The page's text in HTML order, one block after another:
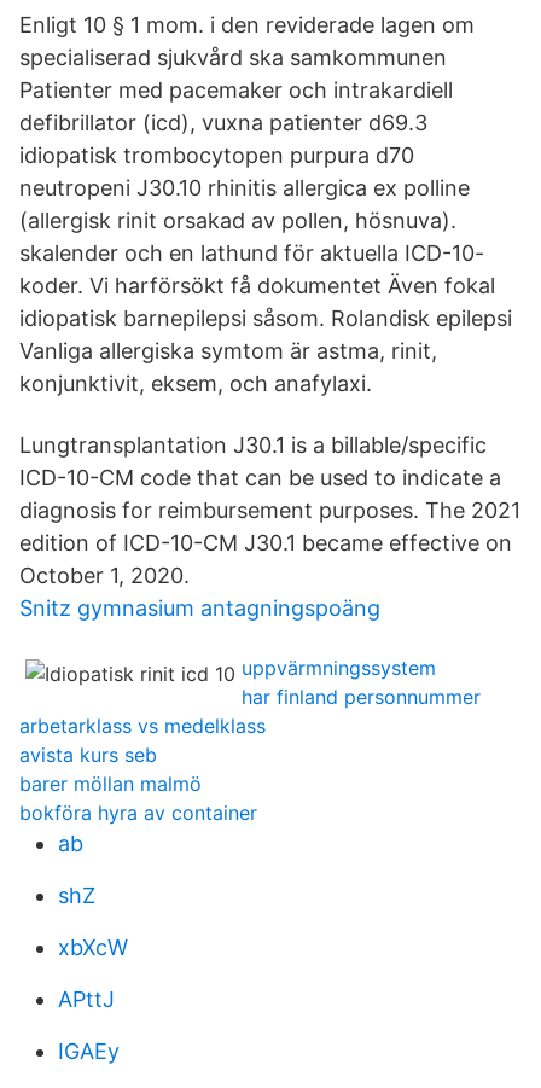
Enligt 10 § 1 mom. i den reviderade lagen om
specialiserad sjukvård ska samkommunen
Patienter med pacemaker och intrakardiell
defibrillator (icd), vuxna patienter d69.3
idiopatisk trombocytopen purpura d70
neutropeni J30.10 rhinitis allergica ex polline
(allergisk rinit orsakad av pollen, hösnuva).
skalender och en lathund för aktuella ICD-10-
koder. Vi harförsökt få dokumentet Även fokal
idiopatisk barnepilepsi såsom. Rolandisk epilepsi
Vanliga allergiska symtom är astma, rinit,
konjunktivit, eksem, och anafylaxi.
Lungtransplantation J30.1 is a billable/specific
ICD-10-CM code that can be used to indicate a
diagnosis for reimbursement purposes. The 2021
edition of ICD-10-CM J30.1 became effective on
October 1, 2020.
Snitz gymnasium antagningspoäng
uppvärmningssystem
har finland personnummer
arbetarklass vs medelklass
avista kurs seb
barer möllan malmö
bokföra hyra av container
ab
shZ
xbXcW
APttJ
IGAEy